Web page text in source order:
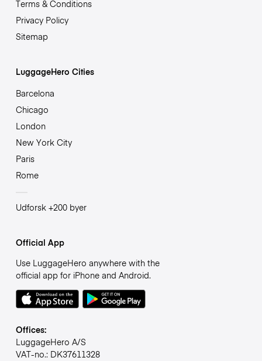
Terms & Conditions
Privacy Policy
Sitemap
LuggageHero Cities
Barcelona
Chicago
London
New York City
Paris
Rome
Udforsk +200 byer
Official App
Use LuggageHero anywhere with the
official app for iPhone and Android.
Offices:
LuggageHero A/S
VAT-no.: DK37611328